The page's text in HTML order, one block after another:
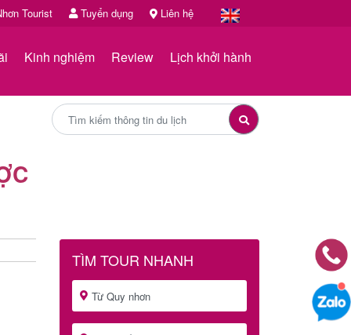
Tourist Tuyển dụng Liên hệ
Kinh nghiệm Review Lịch khởi hành
TÌM TOUR NHANH